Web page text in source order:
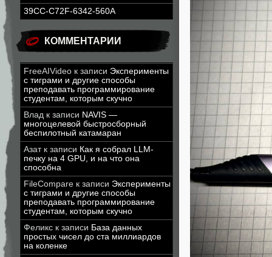
39CC-C72F-6342-560A
КОММЕНТАРИИ
FreeAIVideo к записи Эксперименты
с тиграми и другие способы
преподавать программирование
студентам, которым скучно
Влад к записи NAVIS —
многоцелевой быстросборный
беспилотный катамаран
Азатк записи Как я собрал LLM-
печку на 4 GPU, и на что она
способна
FileCompare к записи Эксперименты
с тиграми и другие способы
преподавать программирование
студентам, которым скучно
Феликс к записи База данных
простых чисел до ста миллиардов
на коленке